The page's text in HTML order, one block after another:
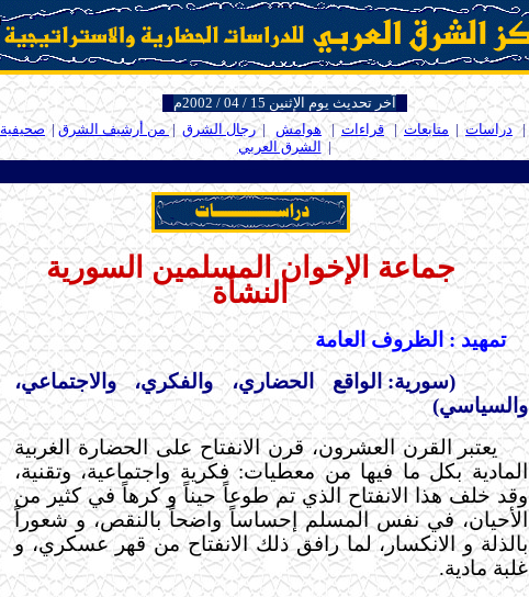
آخر تحديث يوم الإثنين 15 / 04 / 2002م
|دراسات| متابعات|قراءات|هوامش |رجال الشرق |من أرشيف الشرق| صحيفية
الشرق العربي|
جماعة الإخوان المسلمين السورية
النشأة
تمهيد : الظروف العامة
(سورية: الواقع الحضاري، والفكري، والاجتماعي،
والسياسي)
يعتبر القرن العشرون، قرن الانفتاح على الحضارة الغربية
المادية بكل ما فيها من معطيات: فكرية واجتماعية، وتقنية،
وقد خلف هذا الانفتاح الذي تم طوعاً حيناً و كرهاً في كثير من
الأحيان، في نفس المسلم إحساساً واضحاً بالنقص، و شعوراً
بالذلة و الانكسار، لما رافق ذلك الانفتاح من قهر عسكري، و
غلبة مادية.